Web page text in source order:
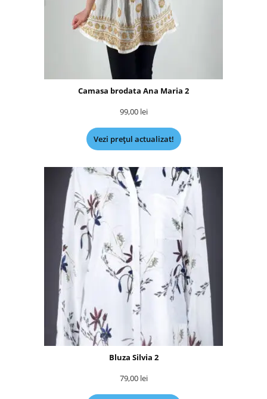
Camasa brodata Ana Maria 2
99,00 lei
Vezi prețul actualizat!
Bluza Silvia 2
79,00 lei